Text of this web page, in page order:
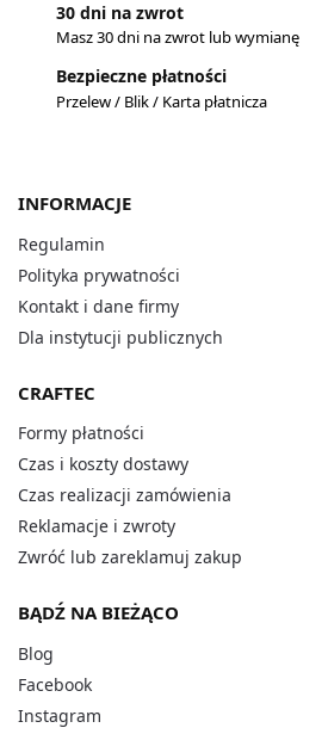
30 dni na zwrot
Masz 30 dni na zwrot lub wymianę
Bezpieczne płatności
Przelew / Blik / Karta płatnicza
INFORMACJE
Regulamin
Polityka prywatności
Kontakt i dane firmy
Dla instytucji publicznych
CRAFTEC
Formy płatności
Czas i koszty dostawy
Czas realizacji zamówienia
Reklamacje i zwroty
Zwróć lub zareklamuj zakup
BĄDŹ NA BIEŻĄCO
Blog
Facebook
Instagram